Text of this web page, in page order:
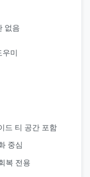
없음
미
드 티 공간 포함
중심
복 전용